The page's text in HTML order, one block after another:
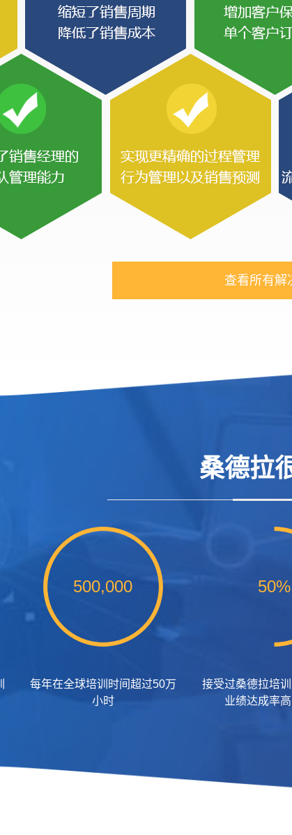
查看所有解
桑德拉
500,000
每年在全球培训时间超过50万
小时
50%
接受过桑德拉培
业绩达成率